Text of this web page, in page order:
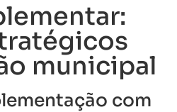
municipal
com